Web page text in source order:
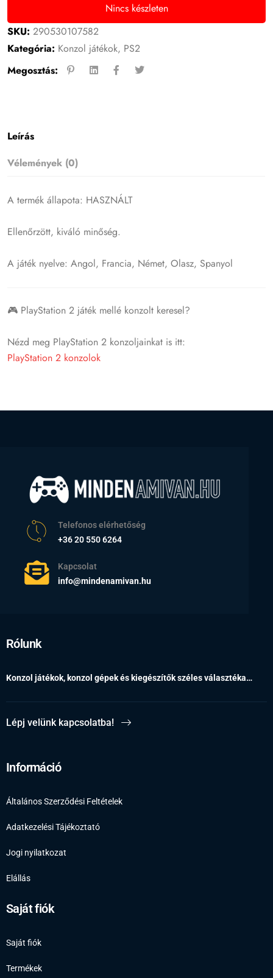
Nincs készleten
SKU:290530107582
Kategória: Konzol játékok, PS2
Megosztás:
Leírás
Vélemények (0)
A termék állapota: HASZNÁLT
Ellenőrzött, kiváló minőség.
A játék nyelve: Angol, Francia, Német, Olasz, Spanyol
🎮 PlayStation 2 játék mellé konzolt keresel?
Nézd meg PlayStation 2 konzoljainkat is itt:
PlayStation 2 konzolok
Telefonos elérhetőség
+36 20 550 6264
Kapcsolat
info@mindenamivan.hu
Rólunk
Konzol játékok, konzol gépek és kiegészítők széles választéka…
Lépj velünk kapcsolatba!
Információ
Általános Szerződési Feltételek
Adatkezelési Tájékoztató
Jogi nyilatkozat
Elállás
Saját fiók
Saját fiók
Termékek